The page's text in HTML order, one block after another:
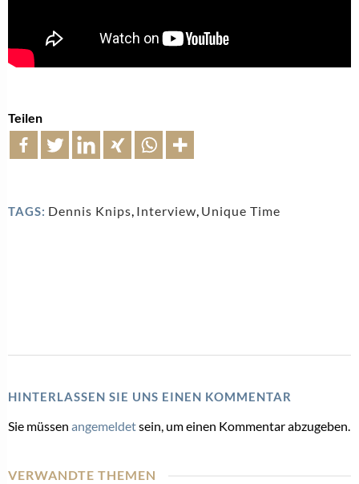
Teilen
TAGS: Dennis Knips, Interview, Unique Time
HINTERLASSEN SIE UNS EINEN KOMMENTAR
Sie müssen angemeldetsein, um einen Kommentar abzugeben.
VERWANDTE THEMEN